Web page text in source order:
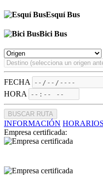
Esquí Bus
Bici Bus
FECHA
HORA
BUSCAR RUTA
INFORMACIÓN HORARIOS
Empresa certificada: